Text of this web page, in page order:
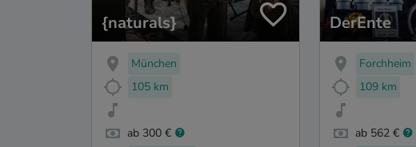
{naturals}
München
105 km
ab 300 €
DerEnte
Forchheim
109 km
ab 562 €